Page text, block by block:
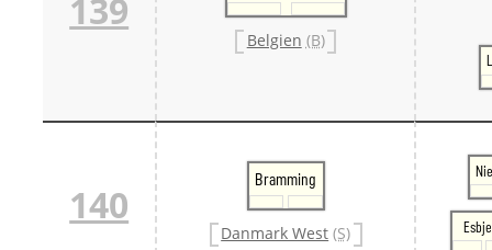
139
Belgien (B)
140
Bramming
Danmark West (S)